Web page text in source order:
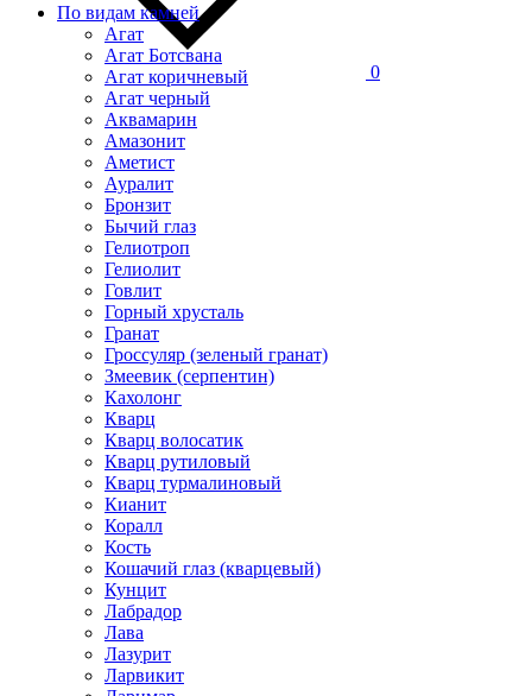
0
По видам камней
Агат
Агат Ботсвана
Агат коричневый
Агат черный
Аквамарин
Амазонит
Аметист
Ауралит
Бронзит
Бычий глаз
Гелиотроп
Гелиолит
Говлит
Горный хрусталь
Гранат
Гроссуляр (зеленый гранат)
Змеевик (серпентин)
Кахолонг
Кварц
Кварц волосатик
Кварц рутиловый
Кварц турмалиновый
Кианит
Коралл
Кость
Кошачий глаз (кварцевый)
Кунцит
Лабрадор
Лава
Лазурит
Ларвикит